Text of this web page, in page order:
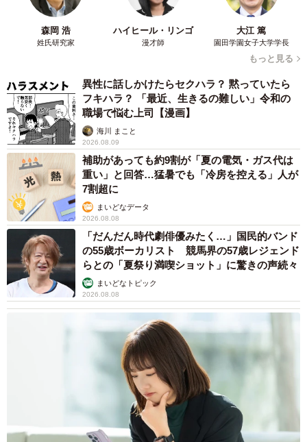
森岡 浩
姓氏研究家
ハイヒール・リンゴ
漫才師
大江 篤
園田学園女子大学学長
もっと見る
異性に話しかけたらセクハラ？ 黙っていたら
フキハラ？ 「最近、生きるの難しい」令和の
職場で悩む上司【漫画】
海川 まこと
2026.08.09
補助があっても約9割が「夏の電気・ガス代は
重い」と回答…猛暑でも「冷房を控える」人が
7割超に
まいどなデータ
2026.08.08
「だんだん時代劇俳優みたく…」国民的バンド
の55歳ボーカリスト 競馬界の57歳レジェンド
らとの「夏祭り満喫ショット」に驚きの声続々
まいどなトピック
2026.08.08